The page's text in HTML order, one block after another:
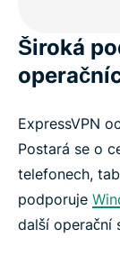
Široká
ExpressVPN
Postará se o
telefonech,
podporuje
další operační